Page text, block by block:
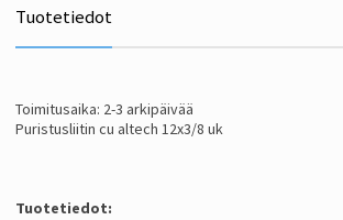
Tuotetiedot
Toimitusaika: 2-3 arkipäivää
Puristusliitin cu altech 12x3/8 uk
Tuotetiedot: